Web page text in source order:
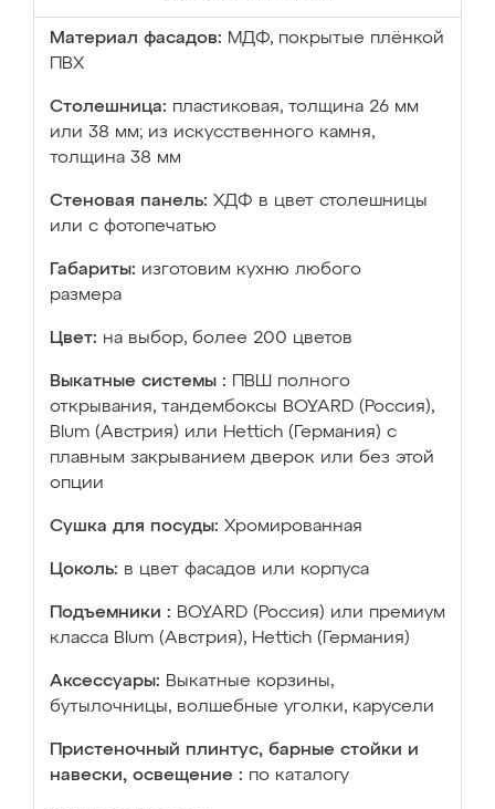
Материал фасадов: МДФ, покрытые плёнкой
ПВХ
Столешница: пластиковая, толщина 26 мм
или 38 мм; из искусственного камня,
толщина 38 мм
Стеновая панель: ХДФ в цвет столешницы
или с фотопечатью
Габариты: изготовим кухню любого
размера
Цвет: на выбор, более 200 цветов
Выкатные системы :
ПВШ полного
открывания, тандембоксы BOYARD (Россия),
Blum (Австрия) или Hettich (Германия) с
плавным закрыванием дверок или без этой
опции
Сушка для посуды: Хромированная
Цоколь: в цвет фасадов или корпуса
Подъемники : BOYARD (Россия) или премиум
класса Blum (Австрия), Hettich (Германия)
Аксессуары: Выкатные корзины,
бутылочницы, волшебные уголки, карусели
Пристеночный плинтус, барные стойки и
навески, освещение : по каталогу